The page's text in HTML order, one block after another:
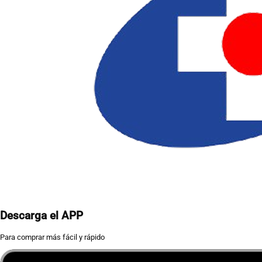
Descarga el APP
Para comprar más fácil y rápido